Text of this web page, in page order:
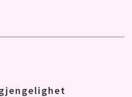
Instagram